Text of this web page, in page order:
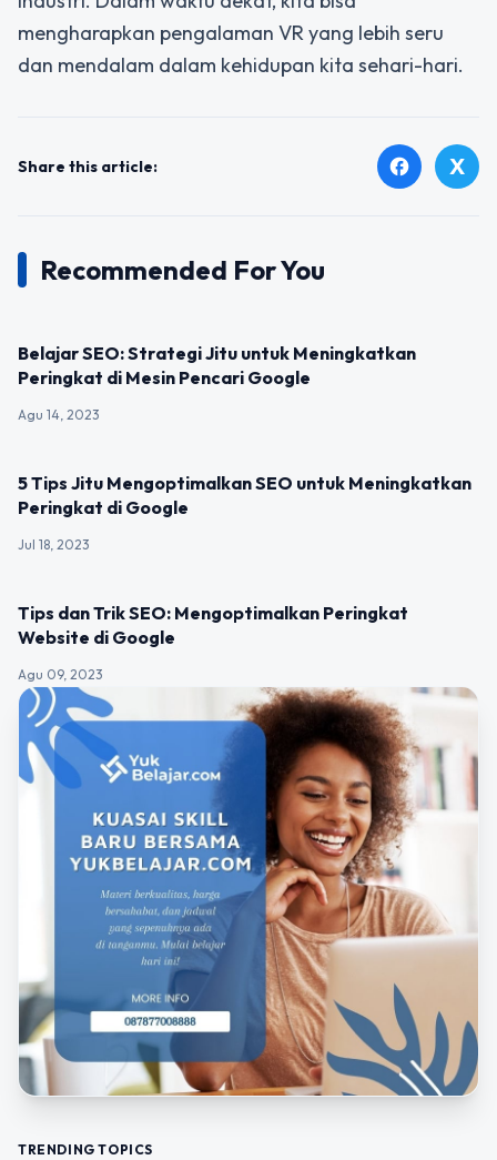
mengharapkan pengalaman VR yang lebih seru
dan mendalam dalam kehidupan kita sehari-hari.
Share this article: facebook X
Recommended For You
Belajar SEO: Strategi Jitu untuk Meningkatkan
Peringkat di Mesin Pencari Google
Agu 14, 2023
5 Tips Jitu Mengoptimalkan SEO untuk Meningkatkan
Peringkat di Google
Jul 18, 2023
Tips dan Trik SEO: Mengoptimalkan Peringkat
Website di Google
Agu 09, 2023
TRENDING TOPICS